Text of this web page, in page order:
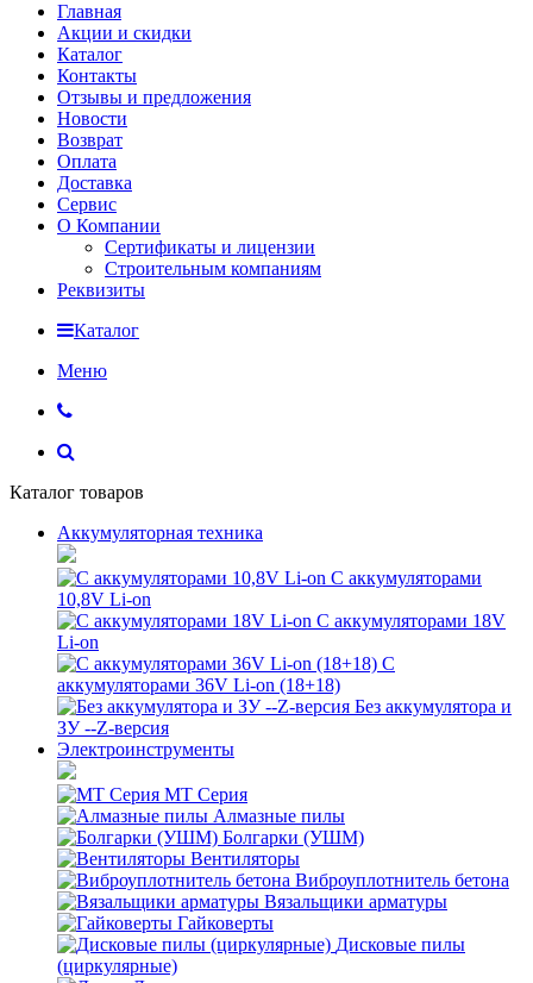
Главная
Акции и скидки
Каталог
Контакты
Отзывы и предложения
Новости
Возврат
Оплата
Доставка
Сервис
О Компании
Сертификаты и лицензии
Строительным компаниям
Реквизиты
Каталог
Меню
Каталог товаров
Аккумуляторная техника
С аккумуляторами
10,8V Li-on
С аккумуляторами 18V
Li-on
С
аккумуляторами 36V Li-on (18+18)
Без аккумулятора и
ЗУ --Z-версия
Электроинструменты
MT Серия
Алмазные пилы
Болгарки (УШМ)
Вентиляторы
Виброуплотнитель бетона
Вязальщики арматуры
Гайковерты
Дисковые пилы
(циркулярные)